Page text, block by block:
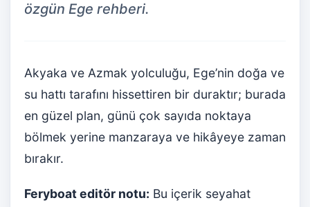
özgün Ege rehberi.
Akyaka ve Azmak yolculuğu, Ege’nin doğa ve
su hattı tarafını hissettiren bir duraktır; burada
en güzel plan, günü çok sayıda noktaya
bölmek yerine manzaraya ve hikâyeye zaman
bırakır.
Feryboat editör notu: Bu içerik seyahat